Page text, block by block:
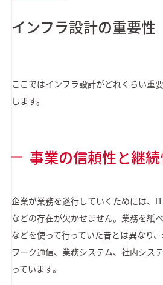
インフラ設計の重要性
ここではインフラ設計がどれくらい重
します。
事業の信頼性と継
企業が業務を遂行していくためには、
などの存在が欠かせません。業務を紙
などを使って行っていた昔とは異なり
ワーク通信、業務システム、社内シス
っています。